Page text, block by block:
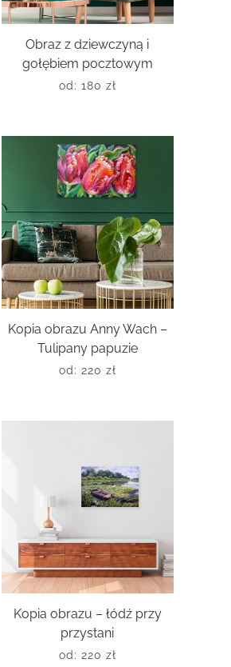
Obraz z dziewczyną i
gołębiem pocztowym
od: 180 zł
Kopia obrazu Anny Wach –
Tulipany papuzie
od: 220 zł
Kopia obrazu – łódź przy
przystani
od: 220 zł